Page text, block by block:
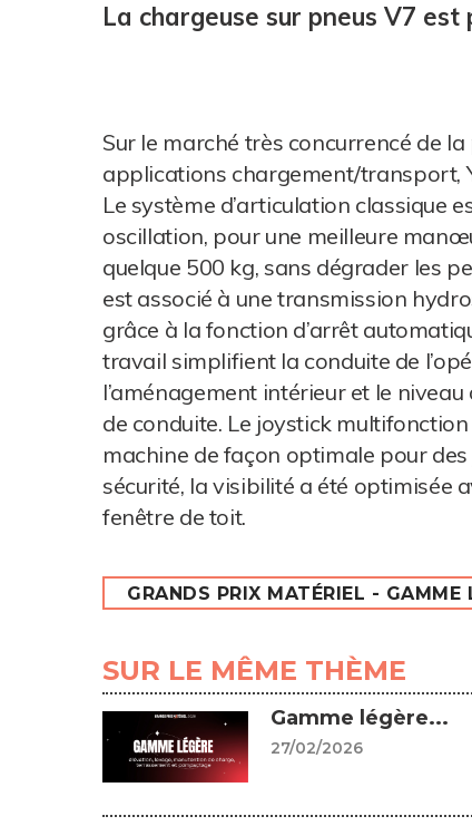
La chargeuse sur pneus V7
Sur le marché très concurrencé de
applications chargement/transport,
Le système d’articulation classique
oscillation, pour une meilleure
quelque 500 kg, sans dégrader les
est associé à une transmission
grâce à la fonction d’arrêt
travail simplifient la conduite de
l’aménagement intérieur et le
de conduite. Le joystick
machine de façon optimale pour
sécurité, la visibilité a été optimisée
fenêtre de toit.
GRANDS PRIX MATÉRIEL - GAMME
SUR LE MÊME THÈME
Gamme légère...
27/02/2026